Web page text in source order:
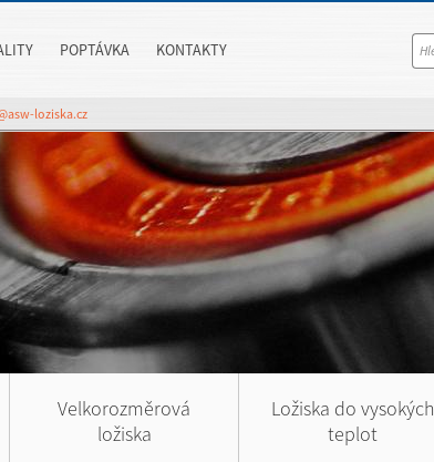
POPTÁVKA KONTAKTY
loziska.cz
Velkorozměrová
ložiska
Ložiska do vysokých
teplot